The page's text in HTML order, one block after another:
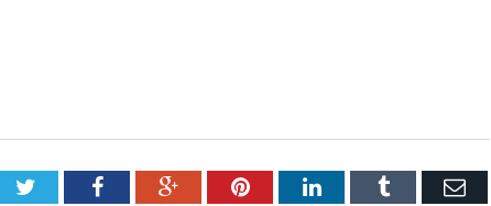
TwitterFacebookGoogle+PinterestLinkedInTumblr